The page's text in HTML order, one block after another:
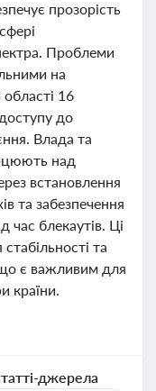
прозорість
Проблеми
на
області 16
до
Влада та
над
встановлення
та забезпечення
час блекаутів. Ці
та
що є важливим для
країни.
джерела